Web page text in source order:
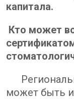
капитала.
Кто может
может быть